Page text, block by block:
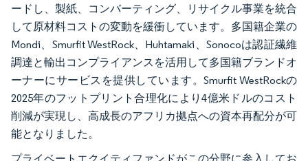
ードし、製紙、コンバーティング、リサイクル事業を統合
して原材料コストの変動を緩衝しています。多国籍企業の
Mondi、Smurfit WestRock、Huhtamaki、Sonocoは認証繊維
調達と輸出コンプライアンスを活用して多国籍ブランドオ
ーナーにサービスを提供しています。Smurfit WestRockの
2025年のフットプリント合理化により4億米ドルのコスト
削減が実現し、高成長のアフリカ拠点への資本再配分が可
能となりました。